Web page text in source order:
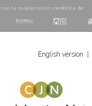
con la colaboración cientí­fica de
English version